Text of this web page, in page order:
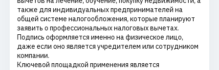
также для индивидуальных предпринимателей на
общей системе налогообложения, которые планируют
заявить о профессиональных налоговых вычетах.
Подпись оформляется именно на физическое лицо,
даже если оно является учредителем или сотрудником
компании.
Ключевой площадкой применения является